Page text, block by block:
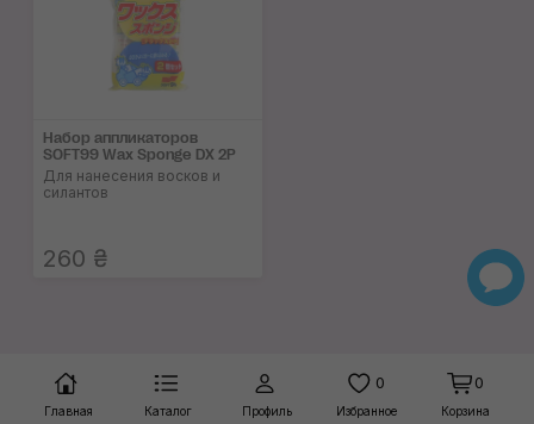
Набор аппликаторов
SOFT99 Wax Sponge DX 2P
Для нанесения восков и
силантов
260 ₴
Главная Каталог Профиль
0
Избранное
0
Корзина